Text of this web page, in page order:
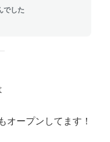
でした
オープンしてます！